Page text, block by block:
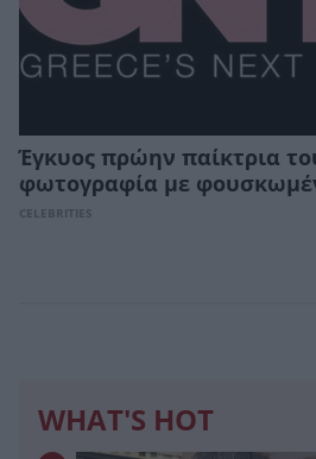
Έγκυος πρώην παίκτρια
φωτογραφία με
CELEBRITIES
WHAT'S HOT